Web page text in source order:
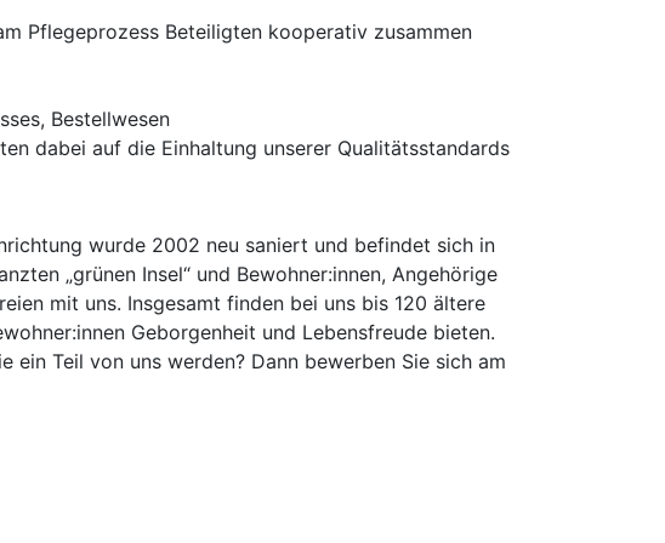
Pflegeprozess Beteiligten kooperativ zusammen
Bestellwesen
dabei auf die Einhaltung unserer Qualitätsstandards
wurde 2002 neu saniert und befindet sich in
„grünen Insel“ und Bewohner:innen, Angehörige
mit uns. Insgesamt finden bei uns bis 120 ältere
Geborgenheit und Lebensfreude bieten.
Teil von uns werden? Dann bewerben Sie sich am